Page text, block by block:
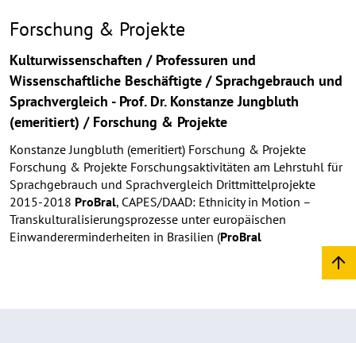
Forschung & Projekte
Kulturwissenschaften / Professuren und
Wissenschaftliche Beschäftigte / Sprachgebrauch und
Sprachvergleich - Prof. Dr. Konstanze Jungbluth
(emeritiert) / Forschung & Projekte
Konstanze Jungbluth (emeritiert) Forschung & Projekte
Forschung & Projekte Forschungsaktivitäten am Lehrstuhl für
Sprachgebrauch und Sprachvergleich Drittmittelprojekte
2015-2018 ProBral, CAPES/DAAD: Ethnicity in Motion –
Transkulturalisierungsprozesse unter europäischen
Einwandererminderheiten in Brasilien (ProBral